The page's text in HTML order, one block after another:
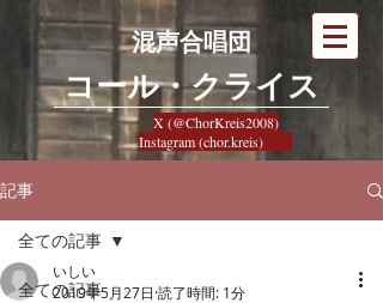
混声合唱団
​コール・クライス
X (@ChorKreis2008)
Instagram (chor.kreis)
記事
全ての記事
全ての記事
いしい
2019年5月27日 読了時間: 1分